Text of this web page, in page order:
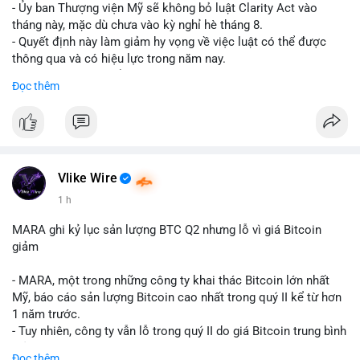
- Ủy ban Thượng viện Mỹ sẽ không bỏ luật Clarity Act vào
tháng này, mặc dù chưa vào kỳ nghỉ hè tháng 8.
- Quyết định này làm giảm hy vọng về việc luật có thể được
thông qua và có hiệu lực trong năm nay.
mục chứng chỉ cho tài sản số tại Mỹ.
và phát triển thị trường crypto tại Mỹ.
#vlikevn #titanbot
📰 Nguồn: CoinDesk
Đọc thêm
Vlike Wire
1 h
MARA ghi kỷ lục sản lượng BTC Q2 nhưng lỗ vì giá Bitcoin
giảm
- MARA, một trong những công ty khai thác Bitcoin lớn nhất
Mỹ, báo cáo sản lượng Bitcoin cao nhất trong quý II kể từ hơn
1 năm trước.
- Tuy nhiên, công ty vẫn lỗ trong quý II do giá Bitcoin trung bình